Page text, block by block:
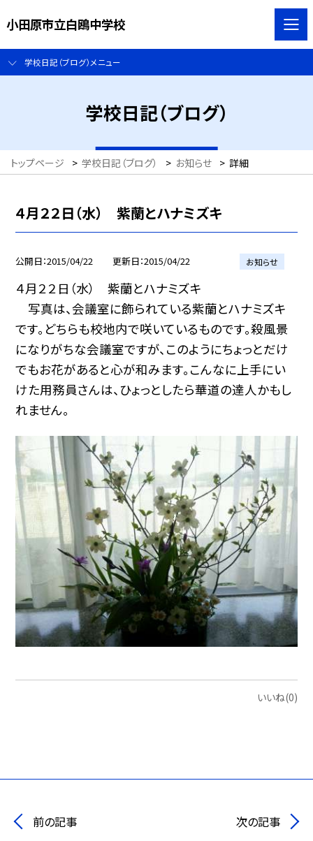
小田原市立白鴎中学校
学校日記（ブログ）メニュー
学校日記（ブログ）
トップページ > 学校日記（ブログ） > お知らせ > 詳細
４月２２日（水） 紫蘭とハナミズキ
公開日 2015/04/22 更新日 2015/04/22 お知らせ
４月２２日（水） 紫蘭とハナミズキ
写真は、会議室に飾られている紫蘭とハナミズキ
です。どちらも校地内で咲いているものです。殺風景
になりがちな会議室ですが、このようにちょっとだけ
でもお花があると心が和みます。こんなに上手にい
けた用務員さんは、ひょっとしたら華道の達人かもし
れません。
いいね(0)
前の記事 次の記事